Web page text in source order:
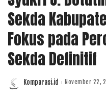
Sekda
Fokus pada
Sekda Definitif
Posted
Komparasi.id November 22,